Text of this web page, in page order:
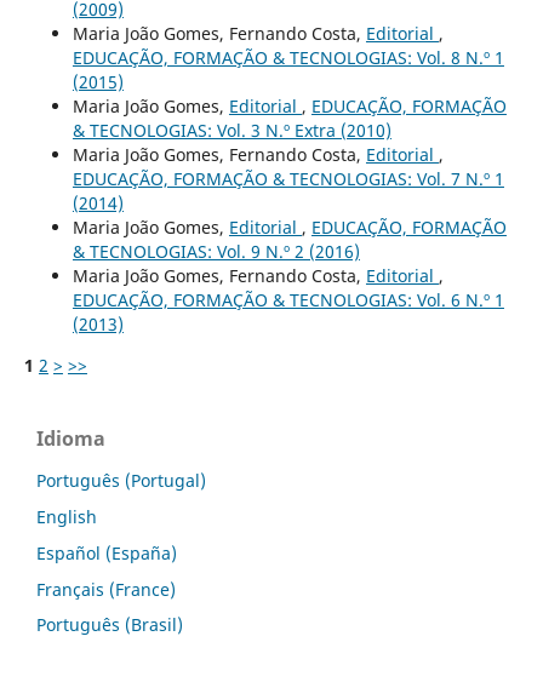
(2009)
Maria João Gomes, Fernando Costa, Editorial ,
EDUCAÇÃO, FORMAÇÃO & TECNOLOGIAS: Vol. 8 N.º 1
(2015)
Maria João Gomes, Editorial , EDUCAÇÃO, FORMAÇÃO
& TECNOLOGIAS: Vol. 3 N.º Extra (2010)
Maria João Gomes, Fernando Costa, Editorial ,
EDUCAÇÃO, FORMAÇÃO & TECNOLOGIAS: Vol. 7 N.º 1
(2014)
Maria João Gomes, Editorial , EDUCAÇÃO, FORMAÇÃO
& TECNOLOGIAS: Vol. 9 N.º 2 (2016)
Maria João Gomes, Fernando Costa, Editorial ,
EDUCAÇÃO, FORMAÇÃO & TECNOLOGIAS: Vol. 6 N.º 1
(2013)
1 2 > >>
Idioma
Português (Portugal)
English
Español (España)
Français (France)
Português (Brasil)